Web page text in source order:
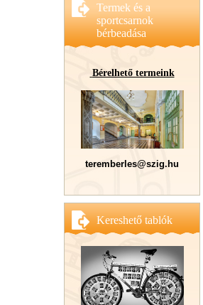
Termek és a
sportcsarnok
bérbeadása
Bérelhető termeink
teremberles@szig.hu
Kereshető tablók